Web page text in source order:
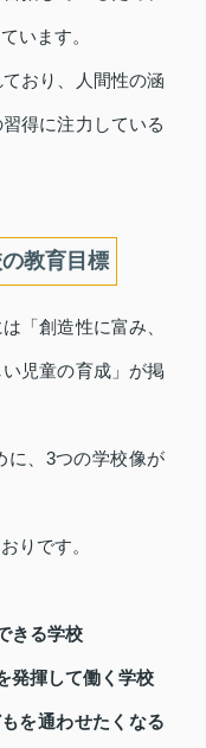
います。
おり、人間性の涵
得に注力している
教育目標
「創造性に富み、
児童の育成」が掲
に、3つの学校像が
りです。
きる学校
発揮して働く学校
を通わせたくなる